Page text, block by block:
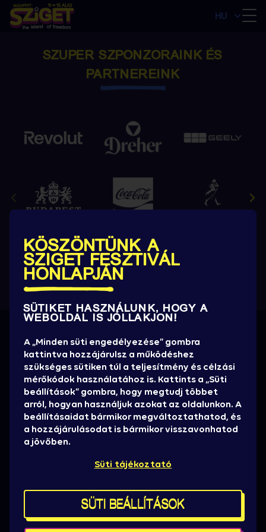
HU
SZUPER SZPONZORAINK ÉS
PARTNEREINK
Információra éhezel?
Értesülj elsőként az új előadókról, promóciókról,
játékok, jegyakciókról, hasznos infókról!
HÍRLEVELET KÉREK
Sajtó
Sziget stáb
Brand partnereknek
Süti beállítások
Térképek
KÖSZÖNTÜNK A
SZIGET FESZTIVÁL
HONLAPJÁN
SÜTIKET HASZNÁLUNK, HOGY A
WEBOLDAL IS JÓLLAKJON!
A „Minden süti engedélyezése” gombra
kattintva hozzájárulsz a működéshez
szükséges sütiken túl a teljesítmény és célzási
mérőkódok használatához is. Kattints a „Süti
beállítások” gombra, hogy megtudj többet
arról, hogyan használjuk azokat az oldalunkon. A
beállításaidat bármikor megváltoztathatod, és
a hozzájárulásodat is bármikor visszavonhatod
a jövőben.
Süti tájékoztató
SÜTI BEÁLLÍTÁSOK